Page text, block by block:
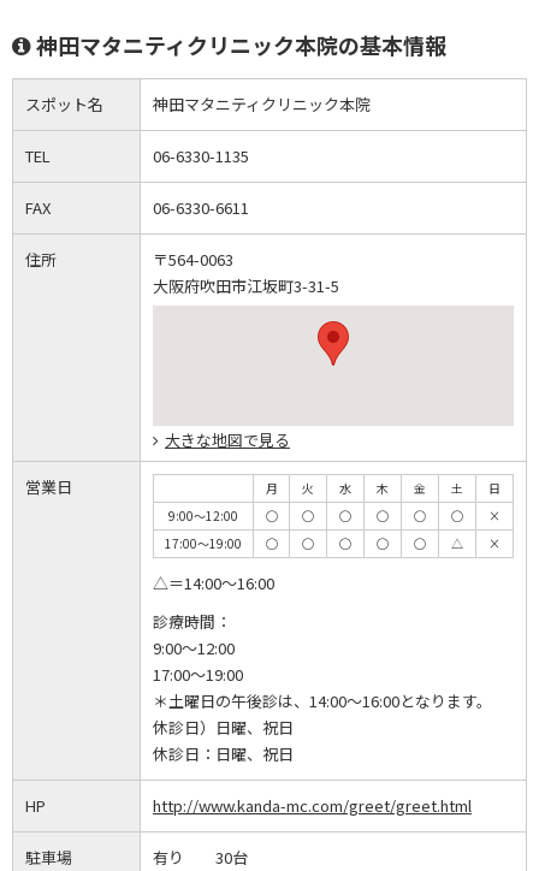
神田マタニティクリニック本院の基本情報
スポット名 神田マタニティクリニック本院
TEL 06-6330-1135
FAX 06-6330-6611
住所
〒564-0063
大阪府吹田市江坂町3-31-5
大きな地図で見る
営業日 月 火 水 木 金 土
日
9:00～12:00
◯ ◯ ◯ ◯ ◯ ◯
×
17:00～19:00
◯ ◯ ◯ ◯ ◯ △ ×
△＝14:00～16:00
診療時間：
9:00～12:00
17:00～19:00
＊土曜日の午後診は、14:00～16:00となります。
休診日）日曜、祝日
休診日： 日曜、祝日
HP http://www.kanda-mc.com/greet/greet.html
駐車場 有り 30台